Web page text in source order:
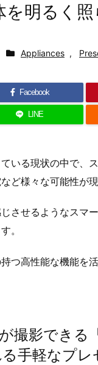
明るく
Appliances ,
Facebook
LINE
いる現状の中で、
ど様々な可能性が
させるようなスマ
。
つ高性能な機能を
撮影できる
手軽なプ